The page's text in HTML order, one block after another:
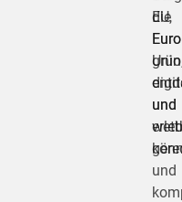
die
und
EU,
und
und